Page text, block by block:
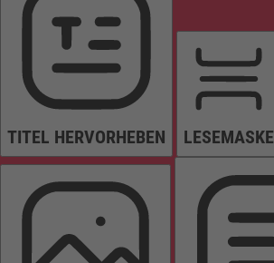
TITEL HERVORHEBEN LESEMASKE